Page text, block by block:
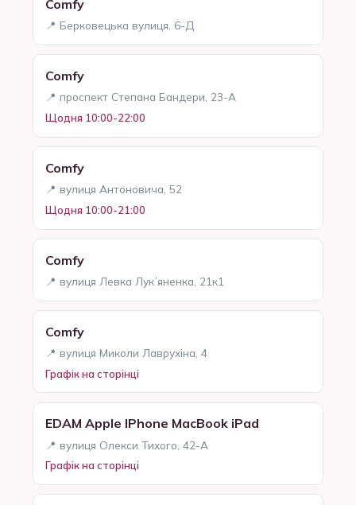
Comfy
📍 Берковецька вулиця, 6-Д
Comfy
📍 проспект Степана Бандери, 23-А
Щодня 10:00-22:00
Comfy
📍 вулиця Антоновича, 52
Щодня 10:00-21:00
Comfy
📍 вулиця Левка Лукʼяненка, 21к1
Comfy
📍 вулиця Миколи Лаврухіна, 4
Графік на сторінці
EDAM Apple IPhone MacBook iPad
📍 вулиця Олекси Тихого, 42-А
Графік на сторінці